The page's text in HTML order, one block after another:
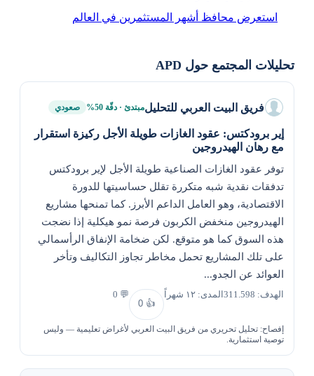
استعرض محافظ أشهر المستثمرين في العالم
تحليلات المجتمع حول APD
فريق البيت العربي للتحليل مبتدئ · دقّة 50% صعودي
إير برودكتس: عقود الغازات طويلة الأجل ركيزة استقرار
مع رهان الهيدروجين
توفر عقود الغازات الصناعية طويلة الأجل لإير برودكتس
تدفقات نقدية شبه متكررة تقلل حساسيتها للدورة
الاقتصادية، وهو العامل الداعم الأبرز. كما تمنحها مشاريع
الهيدروجين منخفض الكربون فرصة نمو هيكلية إذا نضجت
هذه السوق كما هو متوقع. لكن ضخامة الإنفاق الرأسمالي
على تلك المشاريع تحمل مخاطر تجاوز التكاليف وتأخر
العوائد عن الجدو...
الهدف: 311.598
المدى: ١٢ شهراً
👍
0
💬 0
إفصاح: تحليل تحريري من فريق البيت العربي لأغراض تعليمية — وليس
توصية استثمارية.